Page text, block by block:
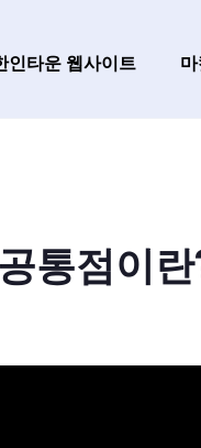
인타운 웹사이트
통점이란